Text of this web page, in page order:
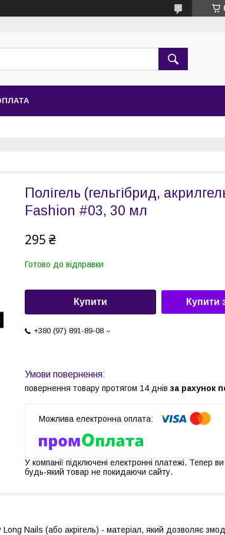
Полігель (гельгібрид,
Fashion #03, 30 мл
295 ₴
Готово до відправки
Купити Купити
+380 (97) 891-89-08
повернення товару протягом 14 днів за рахунок
У компанії підключені електронні платежі. Тепер
будь-який товар не покидаючи сайту.
Nails (або акрігель) - матеріал, який дозволяє